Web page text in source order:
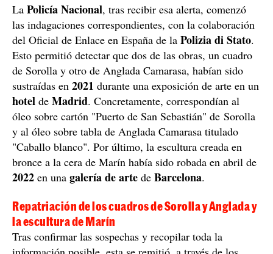
La Policía Nacional, tras recibir esa alerta, comenzó
las indagaciones correspondientes, con la colaboración
del Oficial de Enlace en España de la Polizia di Stato.
Esto permitió detectar que dos de las obras, un cuadro
de Sorolla y otro de Anglada Camarasa, habían sido
sustraídas en 2021 durante una exposición de arte en un
hotel de Madrid. Concretamente, correspondían al
óleo sobre cartón "Puerto de San Sebastián" de Sorolla
y al óleo sobre tabla de Anglada Camarasa titulado
"Caballo blanco". Por último, la escultura creada en
bronce a la cera de Marín había sido robada en abril de
2022 en una galería de arte de Barcelona.
Repatriación de los cuadros de Sorolla y Anglada y
la escultura de Marín
Tras confirmar las sospechas y recopilar toda la